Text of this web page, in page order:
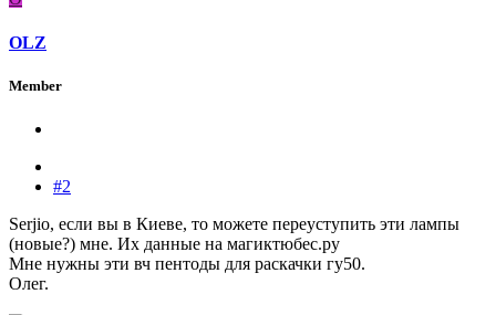
OLZ
Member
#2
Serjio, если вы в Киеве, то можете переуступить эти лампы
(новые?) мне. Их данные на магиктюбес.ру
Мне нужны эти вч пентоды для раскачки гу50.
Олег.